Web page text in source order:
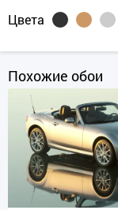
Цвета
Похожие обои